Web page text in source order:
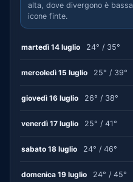
alta, dove divergono è
icone finte.
martedì 14 luglio 24° / 35°
mercoledì 15 luglio 25° / 39°
giovedì 16 luglio 26° / 38°
venerdì 17 luglio 25° / 41°
sabato 18 luglio 24° / 46°
domenica 19 luglio 24° / 45°